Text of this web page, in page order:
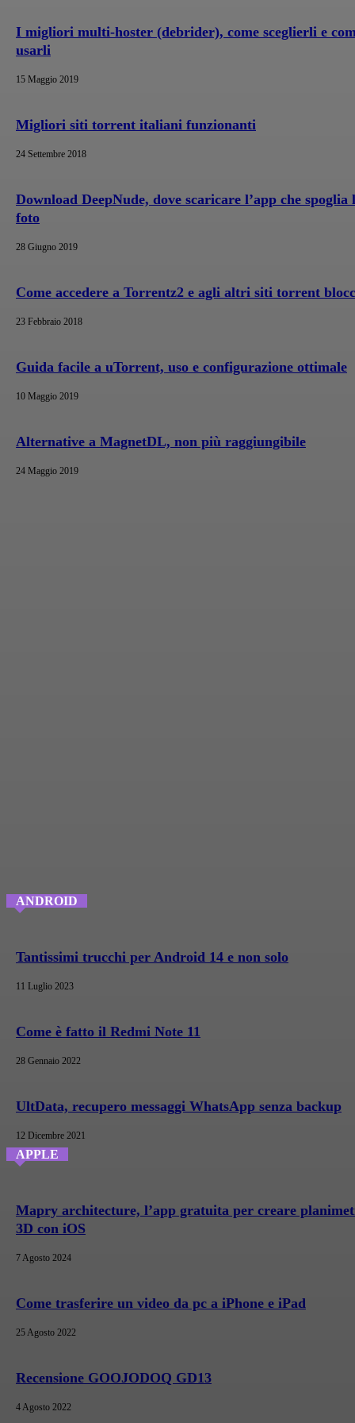
I migliori multi-hoster (debrider), come sceglierli e
usarli
15 Maggio 2019
Migliori siti torrent italiani funzionanti
24 Settembre 2018
Download DeepNude, dove scaricare l’app che spoglia
foto
28 Giugno 2019
Come accedere a Torrentz2 e agli altri siti torrent
23 Febbraio 2018
Guida facile a uTorrent, uso e configurazione ottimale
10 Maggio 2019
Alternative a MagnetDL, non più raggiungibile
24 Maggio 2019
ANDROID
Tantissimi trucchi per Android 14 e non solo
11 Luglio 2023
Come è fatto il Redmi Note 11
28 Gennaio 2022
UltData, recupero messaggi WhatsApp senza backup
12 Dicembre 2021
APPLE
Mapry architecture, l’app gratuita per creare
3D con iOS
7 Agosto 2024
Come trasferire un video da pc a iPhone e iPad
25 Agosto 2022
Recensione GOOJODOQ GD13
4 Agosto 2022